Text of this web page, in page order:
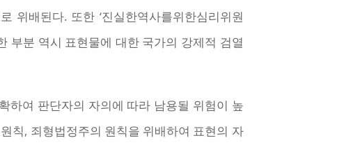
위배된다. 또한 ‘진실한역사를위한심리위원
부분 역시 표현물에 대한 국가의 강제적 검열
확하여 판단자의 자의에 따라 남용될 위험이 높
칙, 죄형법정주의 원칙을 위배하여 표현의 자